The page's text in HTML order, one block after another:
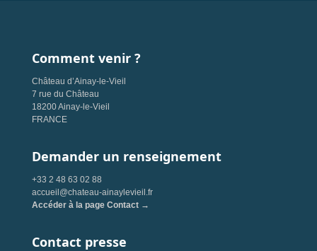
Comment venir ?
Château d’Ainay-le-Vieil
7 rue du Château
18200 Ainay-le-Vieil
FRANCE
Demander un renseignement
+33 2 48 63 02 88
accueil@chateau-ainaylevieil.fr
Accéder à la page Contact →
Contact presse